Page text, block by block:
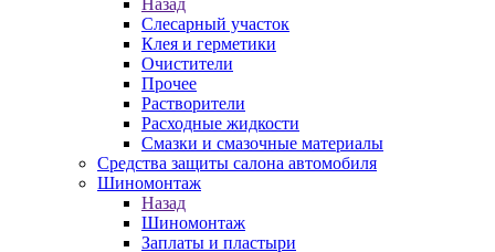
Назад
Слесарный участок
Клея и герметики
Очистители
Прочее
Растворители
Расходные жидкости
Смазки и смазочные материалы
Средства защиты салона автомобиля
Шиномонтаж
Назад
Шиномонтаж
Заплаты и пластыри